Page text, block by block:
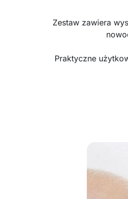
Zestaw zawiera
Praktyczne